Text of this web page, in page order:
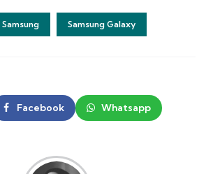
Samsung Samsung Galaxy
Facebook Whatsapp